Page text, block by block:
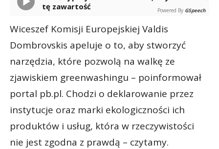
tę zawartość
Powered By GSpeech
Wiceszef Komisji Europejskiej Valdis
Dombrovskis apeluje o to, aby stworzyć
narzędzia, które pozwolą na walkę ze
zjawiskiem greenwashingu – poinformował
portal pb.pl. Chodzi o deklarowanie przez
instytucje oraz marki ekologiczności ich
produktów i usług, która w rzeczywistości
nie jest zgodna z prawdą – czytamy.